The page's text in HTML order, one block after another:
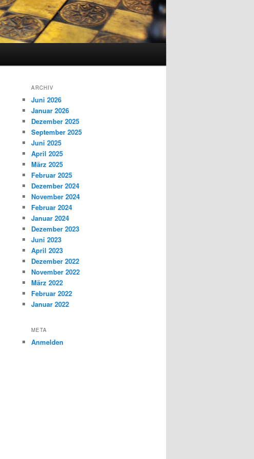
ARCHIV
Juni 2026
Januar 2026
Dezember 2025
September 2025
Juni 2025
April 2025
März 2025
Februar 2025
Dezember 2024
November 2024
Februar 2024
Januar 2024
Dezember 2023
Juni 2023
April 2023
Dezember 2022
November 2022
März 2022
Februar 2022
Januar 2022
META
Anmelden